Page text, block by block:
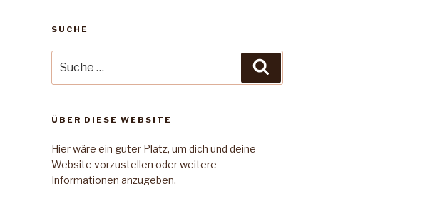
SUCHE
nach:
ÜBER DIESE WEBSITE
Hier wäre ein guter Platz, um dich und deine
Website vorzustellen oder weitere
Informationen anzugeben.